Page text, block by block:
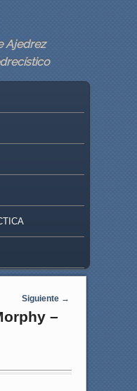
Ajedrez
Siguiente →
–